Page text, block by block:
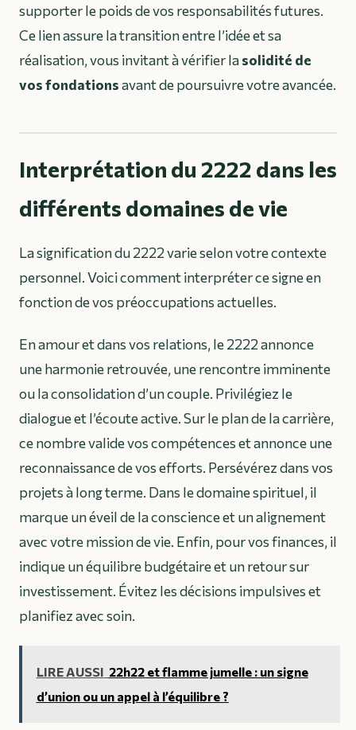
supporter le poids de vos responsabilités futures.
Ce lien assure la transition entre l’idée et sa
réalisation, vous invitant à vérifier lasolidité de
vos fondationsavant de poursuivre votre avancée.
Interprétation du 2222 dans les
différents domaines de vie
La signification du 2222 varie selon votre contexte
personnel. Voici comment interpréter ce signe en
fonction de vos préoccupations actuelles.
En amour et dans vos relations, le 2222 annonce
une harmonie retrouvée, une rencontre imminente
ou la consolidation d’un couple. Privilégiez le
dialogue et l’écoute active. Sur le plan de la carrière,
ce nombre valide vos compétences et annonce une
reconnaissance de vos efforts. Persévérez dans vos
projets à long terme. Dans le domaine spirituel, il
marque un éveil de la conscience et un alignement
avec votre mission de vie. Enfin, pour vos finances, il
indique un équilibre budgétaire et un retour sur
investissement. Évitez les décisions impulsives et
planifiez avec soin.
LIRE AUSSI 22h22 et flamme jumelle : un signe
d’union ou un appel à l’équilibre ?